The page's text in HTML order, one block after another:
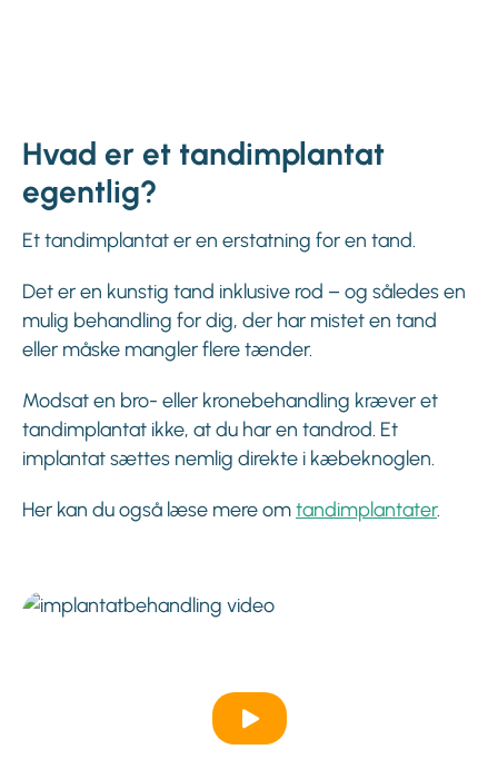
Hvad er et tandimplantat
egentlig?
Et tandimplantat er en erstatning for en tand.
Det er en kunstig tand inklusive rod – og således en
mulig behandling for dig, der har mistet en tand
eller måske mangler flere tænder.
Modsat en bro- eller kronebehandling kræver et
tandimplantat ikke, at du har en tandrod. Et
implantat sættes nemlig direkte i kæbeknoglen.
Her kan du også læse mere omtandimplantater.